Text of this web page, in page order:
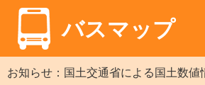
バスマップ
お知らせ：国土交通省による国土数